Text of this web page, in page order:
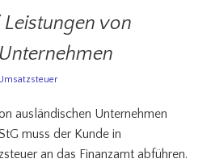
von
ausländischen Unternehmen
muss der Kunde in
an das Finanzamt abführen.